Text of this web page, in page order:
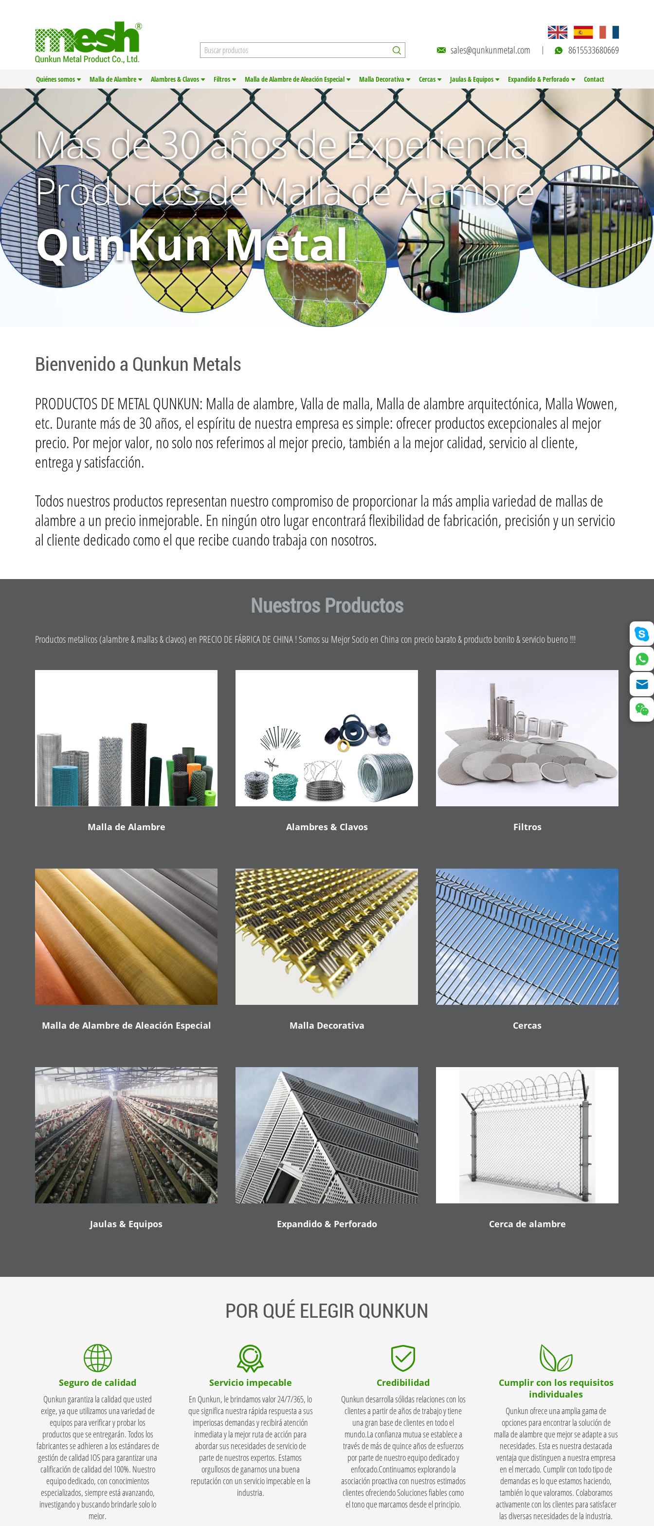
sales@qunkunmetal.com 8615533680669
Quiénes somos Malla de Alambre Alambres & Clavos Filtros Malla de Alambre de Aleación Especial Malla Decorativa Cercas Jaulas & Equipos Expandido & Perforado Contact
Bienvenido a Qunkun Metals
PRODUCTOS DE METAL QUNKUN: Malla de alambre, Valla de malla, Malla de alambre arquitectónica, Malla Wowen,
etc. Durante más de 30 años, el espíritu de nuestra empresa es simple: ofrecer productos excepcionales al mejor
precio. Por mejor valor, no solo nos referimos al mejor precio, también a la mejor calidad, servicio al cliente,
entrega y satisfacción.
Todos nuestros productos representan nuestro compromiso de proporcionar la más amplia variedad de mallas de
alambre a un precio inmejorable. En ningún otro lugar encontrará flexibilidad de fabricación, precisión y un servicio
al cliente dedicado como el que recibe cuando trabaja con nosotros.
Nuestros Productos
Productos metalicos (alambre & mallas & clavos) en PRECIO DE FÁBRICA DE CHINA ! Somos su Mejor Socio en China con precio barato & producto bonito & servicio bueno !!!
Malla de Alambre Alambres & Clavos Filtros
Malla de Alambre de Aleación Especial Malla Decorativa Cercas
Jaulas & Equipos Expandido & Perforado Cerca de alambre
POR QUÉ ELEGIR QUNKUN
Seguro de calidad
Qunkun garantiza la calidad que usted
exige, ya que utilizamos una variedad de
equipos para verificar y probar los
productos que se entregarán. Todos los
fabricantes se adhieren a los estándares de
gestión de calidad IOS para garantizar una
calificación de calidad del 100%. Nuestro
equipo dedicado, con conocimientos
especializados, siempre está avanzando,
investigando y buscando brindarle solo lo
mejor.
Servicio impecable
En Qunkun, le brindamos valor 24/7/365, lo
que significa nuestra rápida respuesta a sus
imperiosas demandas y recibirá atención
inmediata y la mejor ruta de acción para
abordar sus necesidades de servicio de
parte de nuestros expertos. Estamos
orgullosos de ganarnos una buena
reputación con un servicio impecable en la
industria.
Credibilidad
Qunkun desarrolla sólidas relaciones con los
clientes a partir de años de trabajo y tiene
una gran base de clientes en todo el
mundo.La confianza mutua se establece a
través de más de quince años de esfuerzos
por parte de nuestro equipo dedicado y
enfocado.Continuamos explorando la
asociación proactiva con nuestros estimados
clientes ofreciendo Soluciones fiables como
el tono que marcamos desde el principio.
Cumplir con los requisitos
individuales
Qunkun ofrece una amplia gama de
opciones para encontrar la solución de
malla de alambre que mejor se adapte a sus
necesidades. Esta es nuestra destacada
ventaja que distinguen a nuestra empresa
en el mercado. Cumplir con todo tipo de
demandas es lo que estamos haciendo,
también lo que valoramos. Colaboramos
activamente con los clientes para satisfacer
las diversas necesidades de la industria.